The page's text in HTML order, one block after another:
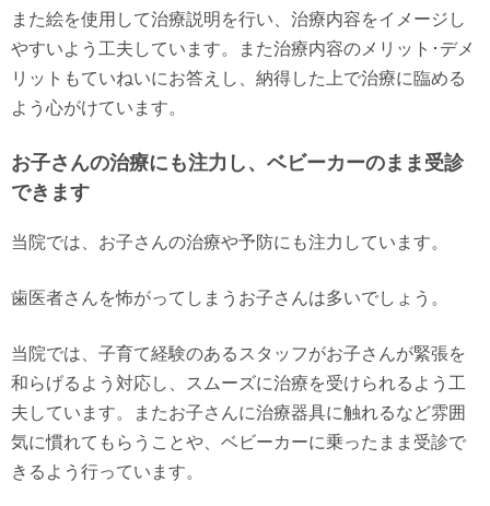
また絵を使用して治療説明を行い、治療内容をイメージし
やすいよう工夫しています。また治療内容のメリット･デメ
リットもていねいにお答えし、納得した上で治療に臨める
よう心がけています。
お子さんの治療にも注力し、ベビーカーのまま受診
できます
当院では、お子さんの治療や予防にも注力しています。
歯医者さんを怖がってしまうお子さんは多いでしょう。
当院では、子育て経験のあるスタッフがお子さんが緊張を
和らげるよう対応し、スムーズに治療を受けられるよう工
夫しています。またお子さんに治療器具に触れるなど雰囲
気に慣れてもらうことや、ベビーカーに乗ったまま受診で
きるよう行っています。